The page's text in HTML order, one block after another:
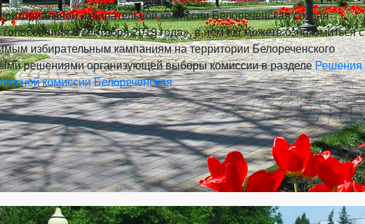
избирательной комиссии Белореченская создан
8 сентября 2019 года», в нем вы можете ознакомиться с
избирательным кампаниям на территории Белореченского
решениями организующей выборы комиссии в разделеРешения
комиссии Белореченская